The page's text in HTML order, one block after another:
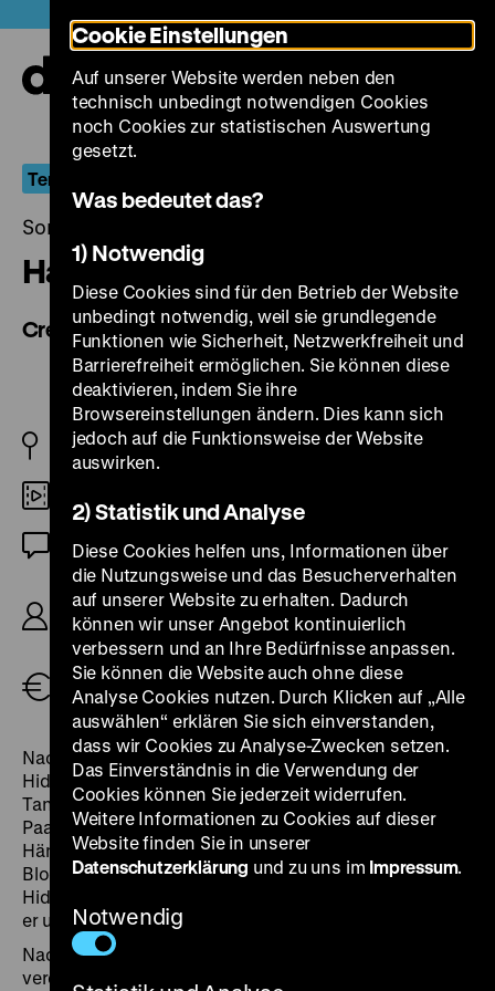
zum
Seiteninhalt
springen
Terror und Transgression im Niemandsland
Sonntag, 26. September 2021, 20.30 Uhr
Hada no sukima
Crevice of Skin
JP 2004
OmeU
AT: A Gap in the Skin, R: Takahisa Zeze, B: Aki
Sato, K: Kôichi Saitô, D: Fujiko, Kenji Otani, Jitsuko
Yoshimura, 77’
Tickets
Nachdem er seine Mutter getötet hat, flieht der junge
Hidenori mit seiner gleichalt aussehenden autistischen
Tante Sunako durch das rurale Japan. Ihr Trip führt das
Paar durch Kuhweiden, Seelandschaften ­– und in die
Hände übergriffiger Männer. Eine verlassene
Blockhütte bietet kurzzeitig sichere Zuflucht, aber als
Hidenori sich ein Messer in den Bauch rammt, müssen
er und Sunako in der nächsten Großstadt Hilfe suchen.
Nach einer Drei-Jahres-Periode mit leichter
verdaulichen Werken, den Science-Fiction-Komödien
Cookie Einstellungen
Auf unserer Website werden neben den
technisch unbedingt notwendigen Cookies
noch Cookies zur statistischen Auswertung
gesetzt.
Was bedeutet das?
1) Notwendig
Diese Cookies sind für den Betrieb der Website
unbedingt notwendig, weil sie grundlegende
Funktionen wie Sicherheit, Netzwerkfreiheit und
Barrierefreiheit ermöglichen. Sie können diese
deaktivieren, indem Sie ihre
Browsereinstellungen ändern. Dies kann sich
jedoch auf die Funktionsweise der Website
auswirken.
2) Statistik und Analyse
Diese Cookies helfen uns, Informationen über
die Nutzungsweise und das Besucherverhalten
auf unserer Website zu erhalten. Dadurch
können wir unser Angebot kontinuierlich
verbessern und an Ihre Bedürfnisse anpassen.
Sie können die Website auch ohne diese
Analyse Cookies nutzen. Durch Klicken auf „Alle
auswählen“ erklären Sie sich einverstanden,
dass wir Cookies zu Analyse-Zwecken setzen.
Das Einverständnis in die Verwendung der
Cookies können Sie jederzeit widerrufen.
Weitere Informationen zu Cookies auf dieser
Website finden Sie in unserer
Datenschutzerklärung und zu uns im Impressum.
Notwendig